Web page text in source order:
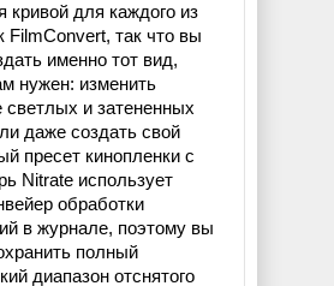
кривой для каждого из
FilmConvert, так что вы
именно тот вид,
нужен: изменить
и затененных
даже создать свой
пресет кинопленки с
Nitrate использует
обработки
в журнале, поэтому вы
полный
диапазон отснятого